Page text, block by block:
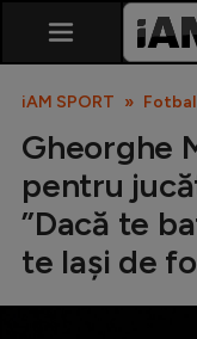
iAM SPORT Fotbal
Gheorghe
pentru
”Dacă te
te lași de